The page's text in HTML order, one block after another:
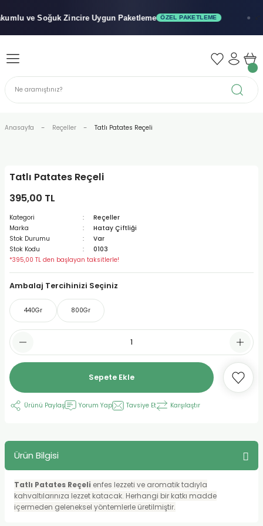
ve SoğukZincire Uygun Paketleme ÖZEL PAKETLEME x"
Geri Dön
Geri Dön
Geri Dön
Anasayfa Reçeller Tatlı Patates Reçeli
Tatlı Patates Reçeli
395,00 TL
Kategori
Reçeller
Marka
Hatay Çiftliği
Stok Durumu
Var
Stok Kodu
0103
*395,00 TL den başlayan taksitlerle!
Ambalaj Tercihinizi Seçiniz
440Gr 800Gr
Sepete Ekle
Ürünü Paylaş Yorum Yap Tavsiye Et Karşılaştır
Ürün Bilgisi
Tatlı Patates Reçeli enfes lezzeti ve aromatik tadıyla
kahvaltılarınıza lezzet katacak. Herhangi bir katkı madde
içermeden geleneksel yöntemlerle üretilmiştir.